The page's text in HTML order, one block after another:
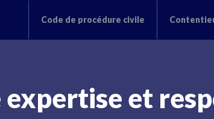
Code de procédure civile
et